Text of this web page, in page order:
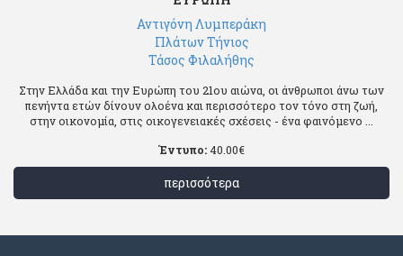
Αντιγόνη Λυμπεράκη
Πλάτων Τήνιος
Τάσος Φιλαλήθης
Στην Ελλάδα και την Ευρώπη του 21ου αιώνα, οι άνθρωποι άνω των
πενήντα ετών δίνουν ολοένα και περισσότερο τον τόνο στη ζωή,
στην οικονομία, στις οικογενειακές σχέσεις - ένα φαινόμενο ...
Έντυπο:40.00€
περισσότερα